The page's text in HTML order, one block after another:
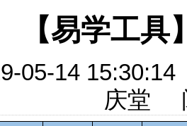
【易学工
05-14
庆堂